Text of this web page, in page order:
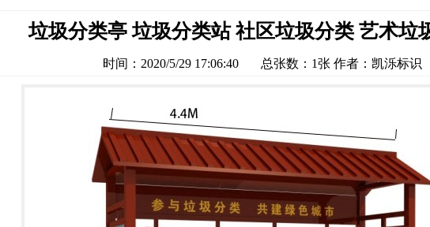
垃圾分类亭 垃圾分类站 社区垃圾分类 艺术垃
时间：2020/5/29 17:06:40 总张数：1张 作者：凯泺标识